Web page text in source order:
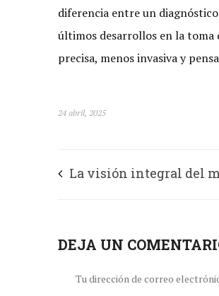
diferencia entre un
últimos desarrollos en la toma
precisa, menos invasiva y
24 abril, 2025
La visión integral del
bienestar
DEJA UN
Tu dirección de correo